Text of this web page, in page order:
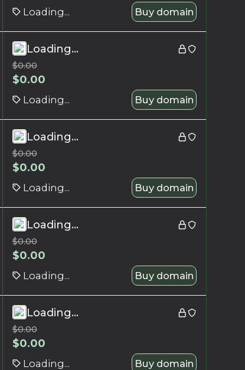
Loading... Buy domain
Loading...
$0.00
$0.00
Loading... Buy domain
Loading...
$0.00
$0.00
Loading... Buy domain
Loading...
$0.00
$0.00
Loading... Buy domain
Loading...
$0.00
$0.00
Loading... Buy domain